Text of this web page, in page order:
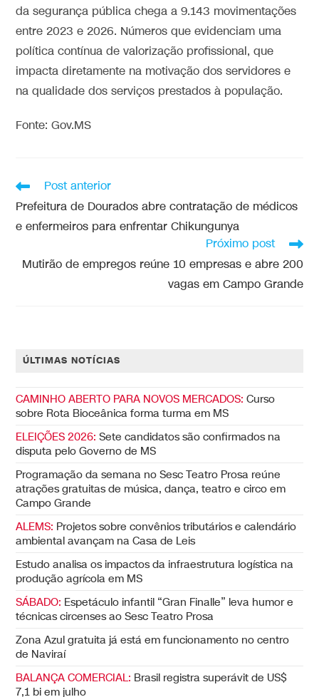
da segurança pública chega a 9.143 movimentações
entre 2023 e 2026. Números que evidenciam uma
política contínua de valorização profissional, que
impacta diretamente na motivação dos servidores e
na qualidade dos serviços prestados à população.
Fonte: Gov.MS
Post anterior
Prefeitura de Dourados abre contratação de médicos
e enfermeiros para enfrentar Chikungunya
Próximo post
Mutirão de empregos reúne 10 empresas e abre 200
vagas em Campo Grande
ÚLTIMAS NOTÍCIAS
CAMINHO ABERTO PARA NOVOS MERCADOS: Curso
sobre Rota Bioceânica forma turma em MS
ELEIÇÕES 2026: Sete candidatos são confirmados na
disputa pelo Governo de MS
Programação da semana no Sesc Teatro Prosa reúne
atrações gratuitas de música, dança, teatro e circo em
Campo Grande
ALEMS: Projetos sobre convênios tributários e calendário
ambiental avançam na Casa de Leis
Estudo analisa os impactos da infraestrutura logística na
produção agrícola em MS
SÁBADO: Espetáculo infantil “Gran Finalle” leva humor e
técnicas circenses ao Sesc Teatro Prosa
Zona Azul gratuita já está em funcionamento no centro
de Naviraí
BALANÇA COMERCIAL: Brasil registra superávit de US$
7,1 bi em julho